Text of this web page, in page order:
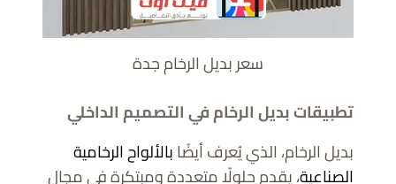
سعر بديل الرخام جدة
تطبيقات بديل الرخام في التصميم الداخلي
بديل الرخام، الذي يُعرف أيضًابالألواح الرخامية
الصناعية، يقدم حلولًا متعددة ومبتكرة في مجال